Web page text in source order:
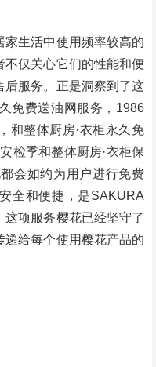
生活中使用频率较高的
不仅关心它们的性能和便
后服务。正是洞察到了这
免费送油网服务，1986
和整体厨房·衣柜永久免
检季和整体厨房·衣柜保
会如约为用户进行免费
全和便捷，是SAKURA
项服务樱花已经坚守了
递给每个使用樱花产品的